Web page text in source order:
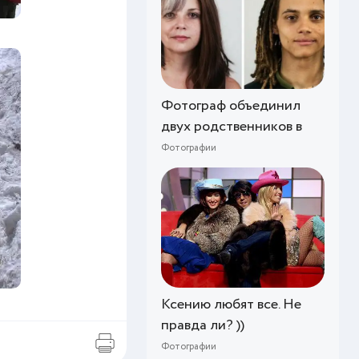
Фотограф объединил
двух родственников в
Фотографии
Ксению любят все. Не
правда ли? ))
Фотографии